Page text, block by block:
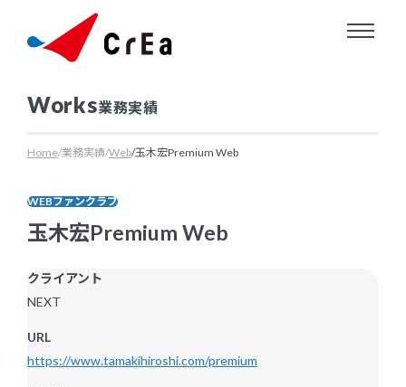
About us
クリエについて
Service
クリエにできること
Works
業務実績
Information
業務実績
Home 業務実績 Web 玉木宏Premium Web
WEBファンクラブ
玉木宏Premium Web
クライアント
NEXT
URL
https://www.tamakihiroshi.com/premium